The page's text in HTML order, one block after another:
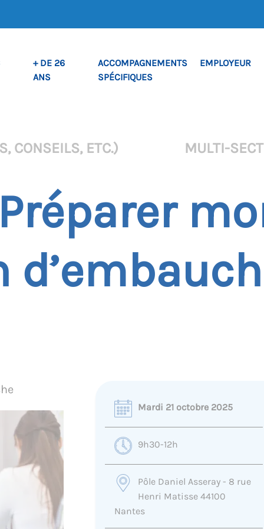
+ DE 26
ANS
ACCOMPAGNEMENTS
SPÉCIFIQUES
EMPLOYEUR
CONSEILS, ETC.) MULTI-
Mardi 21 octobre 2025
9h30-12h
Pôle Daniel Asseray - 8 rue
Henri Matisse 44100
Nantes